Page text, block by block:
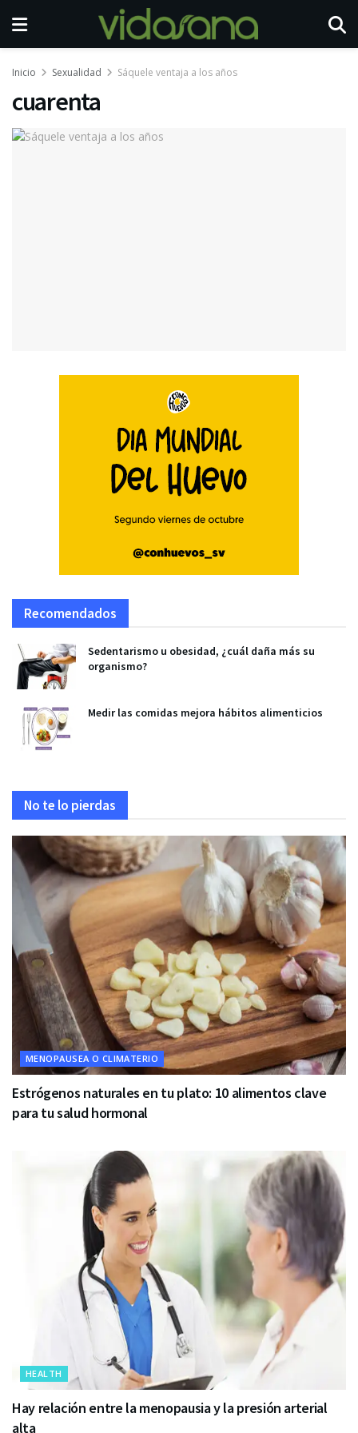
Inicio Sexualidad Sáquele ventaja a los años
cuarenta
Recomendados
Sedentarismo u obesidad, ¿cuál daña más su
organismo?
Medir las comidas mejora hábitos alimenticios
No te lo pierdas
MENOPAUSEA O CLIMATERIO
Estrógenos naturales en tu plato: 10 alimentos clave
para tu salud hormonal
HEALTH
Hay relación entre la menopausia y la presión arterial
alta